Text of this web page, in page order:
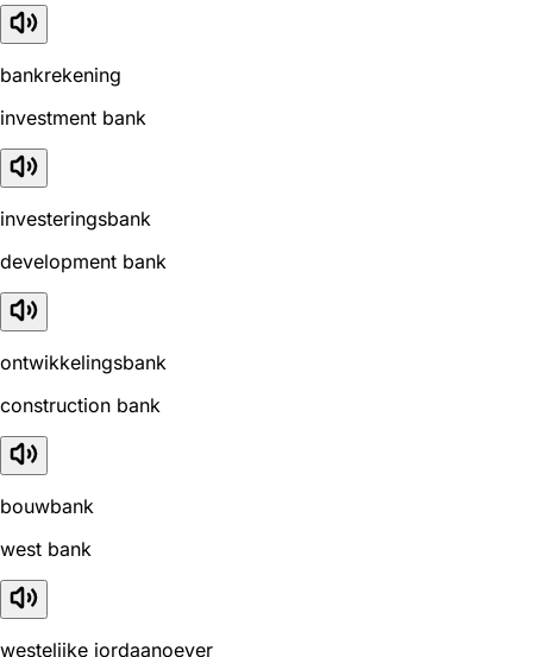
bankrekening
investment bank
investeringsbank
development bank
ontwikkelingsbank
construction bank
bouwbank
west bank
westelijke jordaanoever